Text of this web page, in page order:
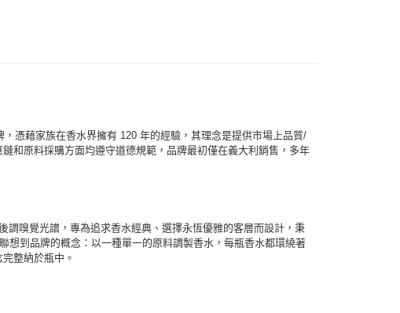
憑藉家族在香水界擁有 120 年的經驗，其理念是提供市場上品質/
和原料採購方面均遵守道德規範，品牌最初僅在義大利銷售，多年
調嗅覺光譜，專為追求香水經典、選擇永恆優雅的客層而設計，秉
想到品牌的概念：以一種單一的原料調製香水，每瓶香水都環繞著
整納於瓶中。